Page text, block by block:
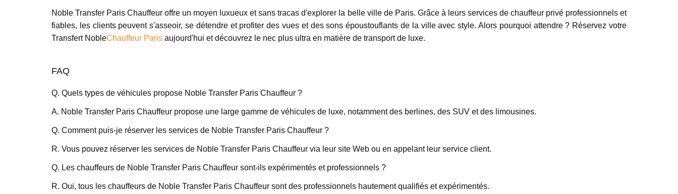
Noble Transfer Paris Chauffeur offre un moyen luxueux et sans tracas d'explorer la belle ville de Paris. Grâce à leurs services de chauffeur privé professionnels et
fiables, les clients peuvent s'asseoir, se détendre et profiter des vues et des sons époustouflants de la ville avec style. Alors pourquoi attendre ? Réservez votre
Transfert NobleChauffeur Paris aujourd'hui et découvrez le nec plus ultra en matière de transport de luxe.
FAQ
Q. Quels types de véhicules propose Noble Transfer Paris Chauffeur ?
A. Noble Transfer Paris Chauffeur propose une large gamme de véhicules de luxe, notamment des berlines, des SUV et des limousines.
Q. Comment puis-je réserver les services de Noble Transfer Paris Chauffeur ?
R. Vous pouvez réserver les services de Noble Transfer Paris Chauffeur via leur site Web ou en appelant leur service client.
Q. Les chauffeurs de Noble Transfer Paris Chauffeur sont-ils expérimentés et professionnels ?
R. Oui, tous les chauffeurs de Noble Transfer Paris Chauffeur sont des professionnels hautement qualifiés et expérimentés.